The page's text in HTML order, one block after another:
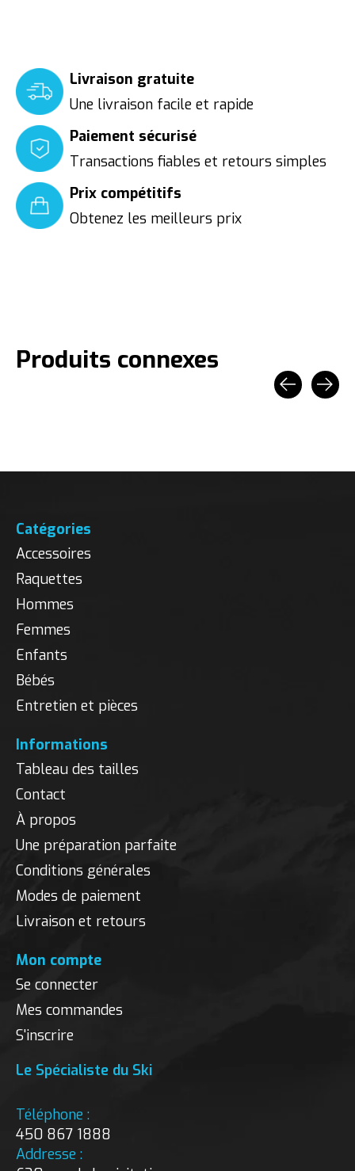
Livraison gratuite
Une livraison facile et rapide
Paiement sécurisé
Transactions fiables et retours simples
Prix compétitifs
Obtenez les meilleurs prix
Produits connexes
Catégories
Accessoires
Raquettes
Hommes
Femmes
Enfants
Bébés
Entretien et pièces
Informations
Tableau des tailles
Contact
À propos
Une préparation parfaite
Conditions générales
Modes de paiement
Livraison et retours
Mon compte
Se connecter
Mes commandes
S'inscrire
Le Spécialiste du Ski
Téléphone :
450 867 1888
Addresse :